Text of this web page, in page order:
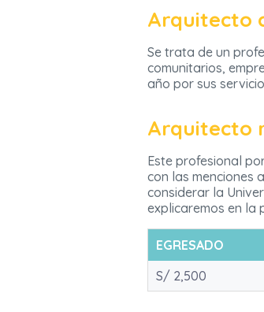
Arquitecto
Se trata de un
comunitarios,
año por sus
Arquitecto
Este profesional
con las menciones
considerar la
explicaremos en la
EGRESADO
S/ 2,500